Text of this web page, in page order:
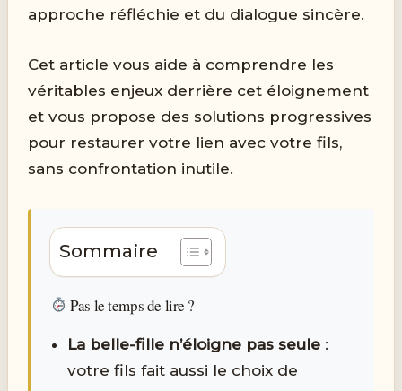
approche réfléchie et du dialogue sincère.
Cet article vous aide à comprendre les
véritables enjeux derrière cet éloignement
et vous propose des solutions progressives
pour restaurer votre lien avec votre fils,
sans confrontation inutile.
Sommaire
Pas le temps de lire ?
La belle-fille n’éloigne pas seule :
votre fils fait aussi le choix de